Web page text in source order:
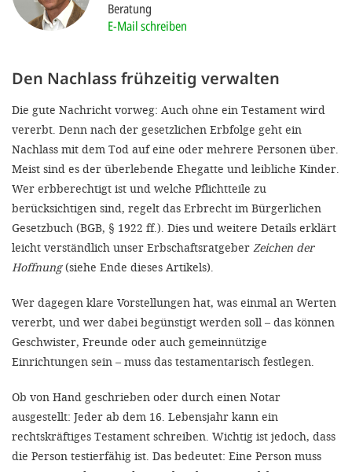
Beratung
E-Mail schreiben
Den Nachlass frühzeitig verwalten
Die gute Nachricht vorweg: Auch ohne ein Testament wird
vererbt. Denn nach der gesetzlichen Erbfolge geht ein
Nachlass mit dem Tod auf eine oder mehrere Personen über.
Meist sind es der überlebende Ehegatte und leibliche Kinder.
Wer erbberechtigt ist und welche Pflichtteile zu
berücksichtigen sind, regelt das Erbrecht im Bürgerlichen
Gesetzbuch (BGB, § 1922 ff.). Dies und weitere Details erklärt
leicht verständlich unser Erbschaftsratgeber Zeichen der
Hoffnung(siehe Ende dieses Artikels).
Wer dagegen klare Vorstellungen hat, was einmal an Werten
vererbt, und wer dabei begünstigt werden soll – das können
Geschwister, Freunde oder auch gemeinnützige
Einrichtungen sein – muss das testamentarisch festlegen.
Ob von Hand geschrieben oder durch einen Notar
ausgestellt: Jeder ab dem 16. Lebensjahr kann ein
rechtskräftiges Testament schreiben. Wichtig ist jedoch, dass
die Person testierfähig ist. Das bedeutet: Eine Person muss